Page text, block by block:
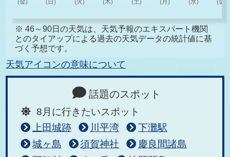
※ 46～90日の天気は、天気予報のエキスパート機関
とのタイアップによる過去の天気データの統計値に基
づく予想です。
天気アイコンの意味について
話題のスポット
8月に行きたいスポット
上田城跡
川平湾
下灘駅
城ヶ島
須賀神社
慶良間諸島